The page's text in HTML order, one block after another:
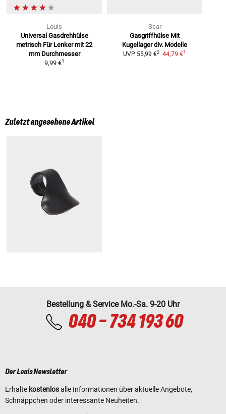
Louis
Universal Gasdrehhülse
metrisch Für Lenker mit 22
mm Durchmesser
9,99 €1
Scar
Gasgriffhülse Mit
Kugellager div. Modelle
UVP 55,99 €2 44,79 €1
Zuletzt angesehene Artikel
Bestellung & Service Mo.-Sa. 9-20 Uhr
040 - 734 193 60
Der Louis Newsletter
Erhalte kostenlosalle Informationen über aktuelle Angebote,
Schnäppchen oder interessante Neuheiten.